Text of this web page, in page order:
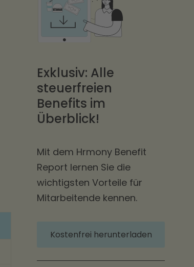
Exklusiv: Alle
steuerfreien
Benefits im
Überblick!
Mit dem Hrmony Benefit
Report lernen Sie die
wichtigsten Vorteile für
Mitarbeitende kennen.
Kostenfrei herunterladen